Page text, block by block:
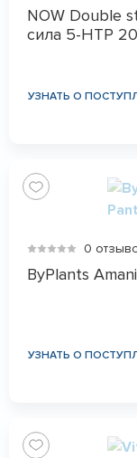
NOW Double
сила 5-HTP
УЗНАТЬ О
0
ByPlants
УЗНАТЬ О